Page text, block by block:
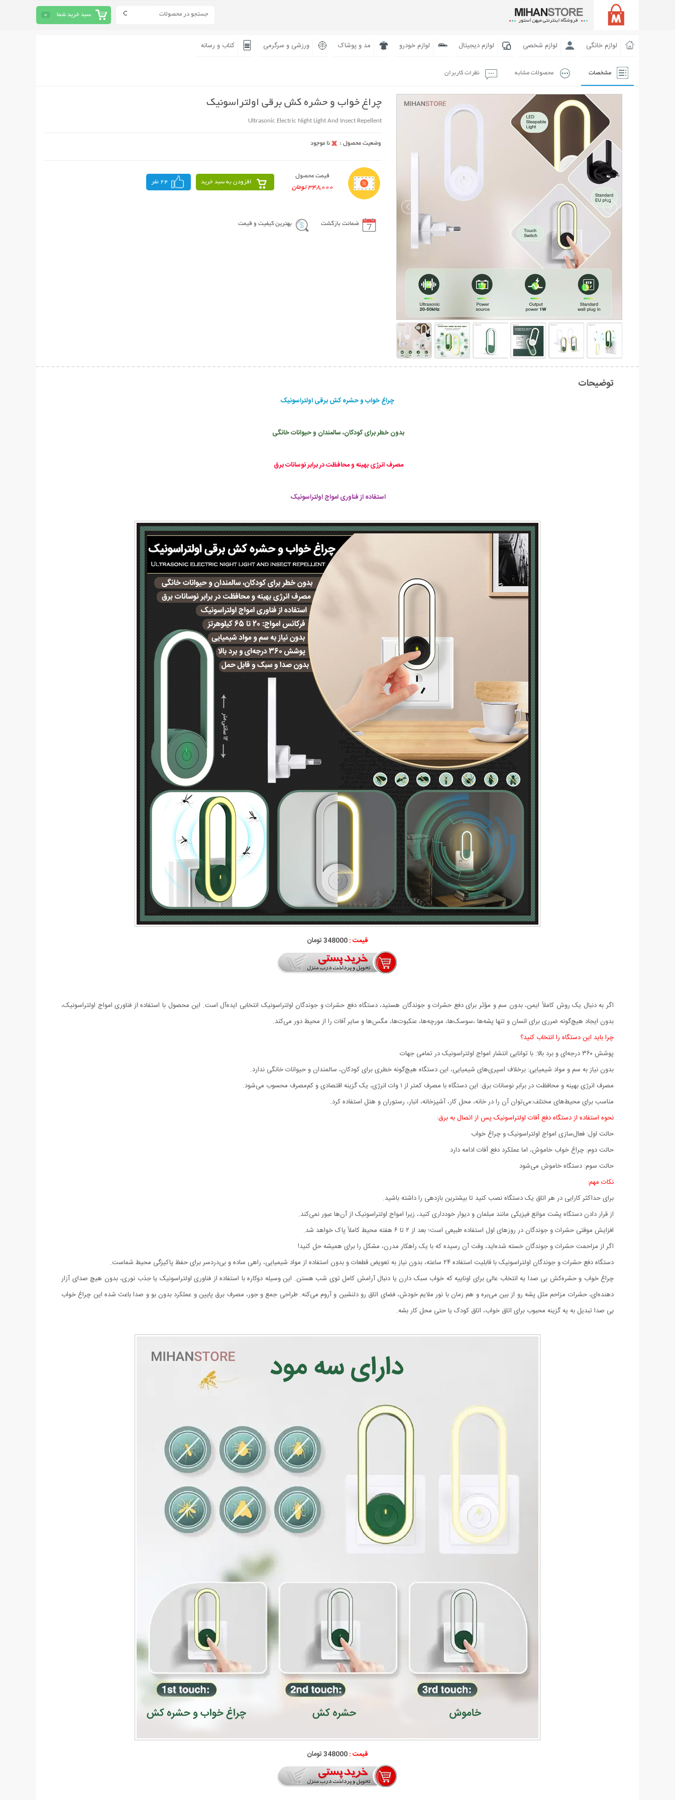
سبد خرید شما 0
لوازم خانگی لوازم شخصی لوازم دیجیتال لوازم خودرو مد و پوشاک ورزشی و سرگرمی کتاب و رسانه
مشخصات محصولات مشابه نظرات کاربران
چراغ خواب و حشره کش برقی اولتراسونیک
Ultrasonic Electric Night Light And Insect Repellent
قیمت محصول
348,000 تومان
افزودن به سبد خرید 24 نفر
ضمانت بازگشت بهترین کیفیت و قیمت
توضیحات
چراغ خواب و حشره کش برقی اولتراسونیک
بدون خطر برای کودکان، سالمندان و حیوانات خانگی
مصرف انرژی بهینه و محافظت در برابر نوسانات برق
استفاده از فناوری امواج اولتراسونیک
قیمت :348000 تومان
اگر به دنبال یک روش کاملاً ایمن، بدون سم و مؤثر برای دفع حشرات و جوندگان هستید، دستگاه دفع حشرات و جوندگان اولتراسونیک انتخابی ایده‌آل است. این محصول با استفاده از فناوری امواج اولتراسونیک،
بدون ایجاد هیچ‌گونه ضرری برای انسان و تنها پشه‌ها ،سوسک‌ها، مورچه‌ها، عنکبوت‌ها، مگس‌ها و سایر آفات را از محیط دور می‌کند.
چرا باید این دستگاه را انتخاب کنید؟
پوشش ۳۶۰ درجه‌ای و برد بالا: با توانایی انتشار امواج اولتراسونیک در تمامی جهات
بدون نیاز به سم و مواد شیمیایی: برخلاف اسپری‌های شیمیایی، این دستگاه هیچ‌گونه خطری برای کودکان، سالمندان و حیوانات خانگی ندارد.
مصرف انرژی بهینه و محافظت در برابر نوسانات برق: این دستگاه با مصرف کمتر از ۱ وات انرژی، یک گزینه اقتصادی و کم‌مصرف محسوب می‌شود.
مناسب برای محیط‌های مختلف:می‌توان آن را در خانه، محل کار، آشپزخانه، انبار، رستوران و هتل استفاده کرد.
نحوه استفاده از دستگاه دفع آفات اولتراسونیک پس از اتصال به برق:
حالت اول: فعال‌سازی امواج اولتراسونیک و چراغ خواب
حالت دوم: چراغ خواب خاموش، اما عملکرد دفع آفات ادامه دارد
حالت سوم: دستگاه خاموش می‌شود
نکات مهم:
برای حداکثر کارایی در هر اتاق یک دستگاه نصب کنید تا بیشترین بازدهی را داشته باشید.
از قرار دادن دستگاه پشت موانع فیزیکی مانند مبلمان و دیوار خودداری کنید، زیرا امواج اولتراسونیک از آن‌ها عبور نمی‌کند.
افزایش موقتی حشرات و جوندگان در روزهای اول استفاده طبیعی است؛ بعد از ۲ تا ۶ هفته محیط کاملاً پاک خواهد شد.
اگر از مزاحمت حشرات و جوندگان خسته شده‌اید، وقت آن رسیده که با یک راهکار مدرن، مشکل را برای همیشه حل کنید!
دستگاه دفع حشرات و جوندگان اولتراسونیک با قابلیت استفاده ۲۴ ساعته، بدون نیاز به تعویض قطعات و بدون استفاده از مواد شیمیایی، راهی ساده و بی‌دردسر برای حفظ پاکیزگی محیط شماست.
چراغ خواب و حشره‌کش بی‌ صدا یه انتخاب عالی برای اوناییه که خواب سبک دارن یا دنبال آرامش کامل توی شب هستن. این وسیله دوکاره با استفاده از فناوری اولتراسونیک یا جذب نوری، بدون هیچ صدای آزار
دهنده‌ای، حشرات مزاحم مثل پشه رو از بین می‌بره و هم‌ زمان با نور ملایم خودش، فضای اتاق رو دلنشین و آروم می‌کنه. طراحی جمع‌ و جور، مصرف برق پایین و عملکرد بدون بو و صدا باعث شده این چراغ خواب
بی‌ صدا تبدیل به یه گزینه محبوب برای اتاق خواب، اتاق کودک یا حتی محل کار بشه.
قیمت :348000 تومان